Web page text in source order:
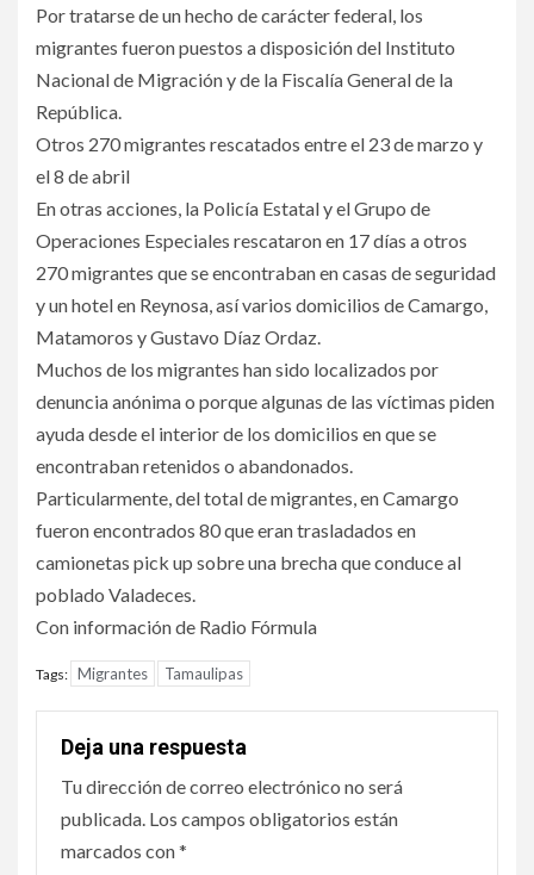
Por tratarse de un hecho de carácter federal, los
migrantes fueron puestos a disposición del Instituto
Nacional de Migración y de la Fiscalía General de la
República.
Otros 270 migrantes rescatados entre el 23 de marzo y
el 8 de abril
En otras acciones, la Policía Estatal y el Grupo de
Operaciones Especiales rescataron en 17 días a otros
270 migrantes que se encontraban en casas de seguridad
y un hotel en Reynosa, así varios domicilios de Camargo,
Matamoros y Gustavo Díaz Ordaz.
Muchos de los migrantes han sido localizados por
denuncia anónima o porque algunas de las víctimas piden
ayuda desde el interior de los domicilios en que se
encontraban retenidos o abandonados.
Particularmente, del total de migrantes, en Camargo
fueron encontrados 80 que eran trasladados en
camionetas pick up sobre una brecha que conduce al
poblado Valadeces.
Con información de Radio Fórmula
Tags: Migrantes Tamaulipas
Deja una respuesta
Tu dirección de correo electrónico no será
publicada. Los campos obligatorios están
marcados con*